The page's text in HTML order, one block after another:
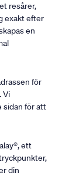
resårer,
exakt efter
en
för
Vi
sidan för att
ett
din